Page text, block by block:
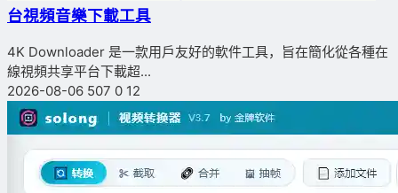
台視頻音樂下載工具
4K Downloader 是一款用戶友好的軟件工具，旨在簡化從各種在
線視頻共享平台下載超...
2026-08-06 507 0 12